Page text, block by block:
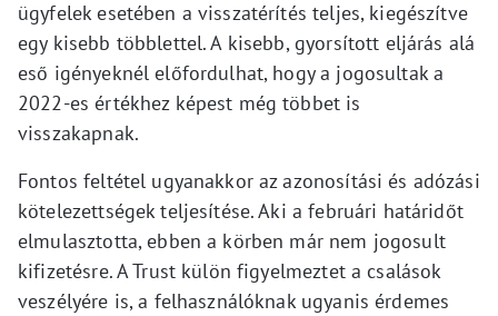
ügyfelek esetében a visszatérítés teljes, kiegészítve
egy kisebb többlettel. A kisebb, gyorsított eljárás alá
eső igényeknél előfordulhat, hogy a jogosultak a
2022-es értékhez képest még többet is
visszakapnak.
Fontos feltétel ugyanakkor az azonosítási és adózási
kötelezettségek teljesítése. Aki a februári határidőt
elmulasztotta, ebben a körben már nem jogosult
kifizetésre. A Trust külön figyelmeztet a csalások
veszélyére is, a felhasználóknak ugyanis érdemes